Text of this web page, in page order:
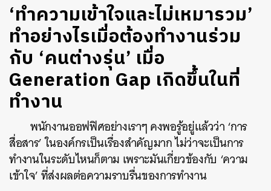
‘ทำความเข้าใจและไม่เหมารวม’
ทำอย่างไรเมื่อต้องทำงานร่วม
กับ ‘คนต่างรุ่น’ เมื่อ
Generation Gap เกิดขึ้นในที่
ทำงาน
พนักงานออฟฟิศอย่างเราๆ คงพอรู้อยู่แล้วว่า ‘การ
สื่อสาร’ ในองค์กรเป็นเรื่องสำคัญมาก ไม่ว่าจะเป็นการ
ทำงานในระดับไหนก็ตาม เพราะมันเกี่ยวข้องกับ ‘ความ
เข้าใจ’ ที่ส่งผลต่อความราบรื่นของการทำงาน